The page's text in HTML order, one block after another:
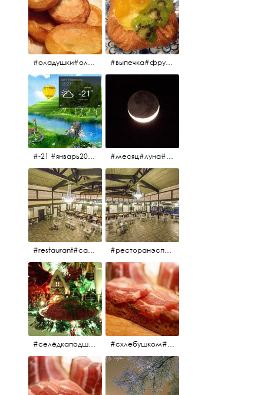
#оладушки#оладушкинакефире #оладушкисяблоками #кефир#яблоки С утра испёк, на кефире с яблоками. #выпечка#фрукты#пекарня#зима
#-21 #январь2017 #зима2017 #санктпетербург2017 #месяц#луна#африканскаялуна#moon#moon🌙
#restaurant#candidates #aspila #restaurantaspils ресторан#ресторанэспиля#эспланада#концертнаяэстрада #ресторанэспиля#restaurantaspils#aspila#candidates#эспланада#концертнаяэстрада
#селёдкаподшубой#основноеблюдо#новыйгод#шампанское#праздник #схлебушком#мясо